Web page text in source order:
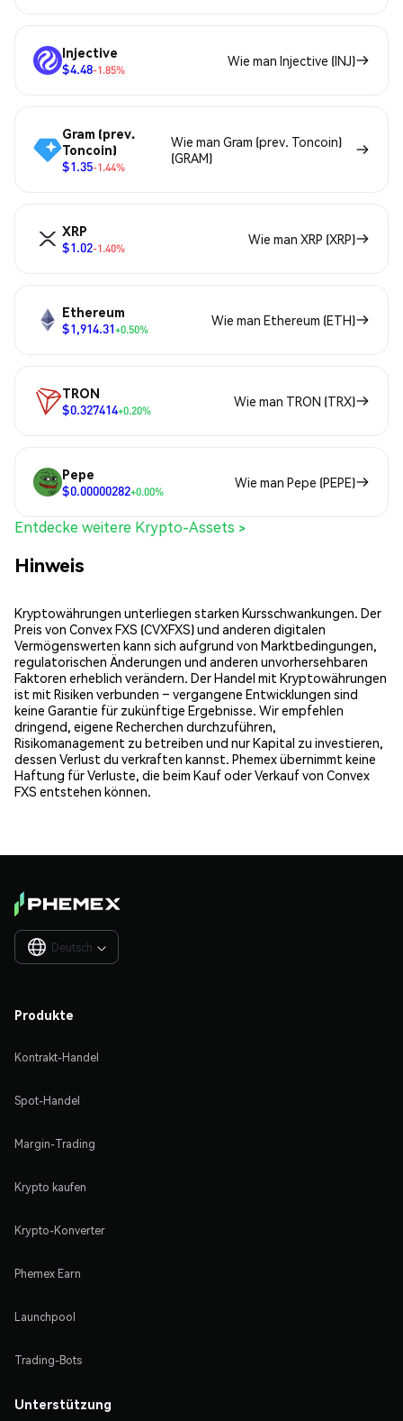
Injective
$4.48-1.85%
Wie man Injective (INJ)
Gram (prev.
Toncoin)
$1.35-1.44%
Wie man Gram (prev. Toncoin)
(GRAM)
XRP
$1.02-1.40%
Wie man XRP (XRP)
Ethereum
$1,914.31+0.50%
Wie man Ethereum (ETH)
TRON
$0.327414+0.20%
Wie man TRON (TRX)
Pepe
$0.00000282+0.00%
Wie man Pepe (PEPE)
Entdecke weitere Krypto-Assets >
Hinweis
Kryptowährungen unterliegen starken Kursschwankungen. Der
Preis von Convex FXS (CVXFXS) und anderen digitalen
Vermögenswerten kann sich aufgrund von Marktbedingungen,
regulatorischen Änderungen und anderen unvorhersehbaren
Faktoren erheblich verändern. Der Handel mit Kryptowährungen
ist mit Risiken verbunden – vergangene Entwicklungen sind
keine Garantie für zukünftige Ergebnisse. Wir empfehlen
dringend, eigene Recherchen durchzuführen,
Risikomanagement zu betreiben und nur Kapital zu investieren,
dessen Verlust du verkraften kannst. Phemex übernimmt keine
Haftung für Verluste, die beim Kauf oder Verkauf von Convex
FXS entstehen können.
Deutsch 
Produkte
Kontrakt-Handel
Spot-Handel
Margin-Trading
Krypto kaufen
Krypto-Konverter
Phemex Earn
Launchpool
Trading-Bots
Unterstützung